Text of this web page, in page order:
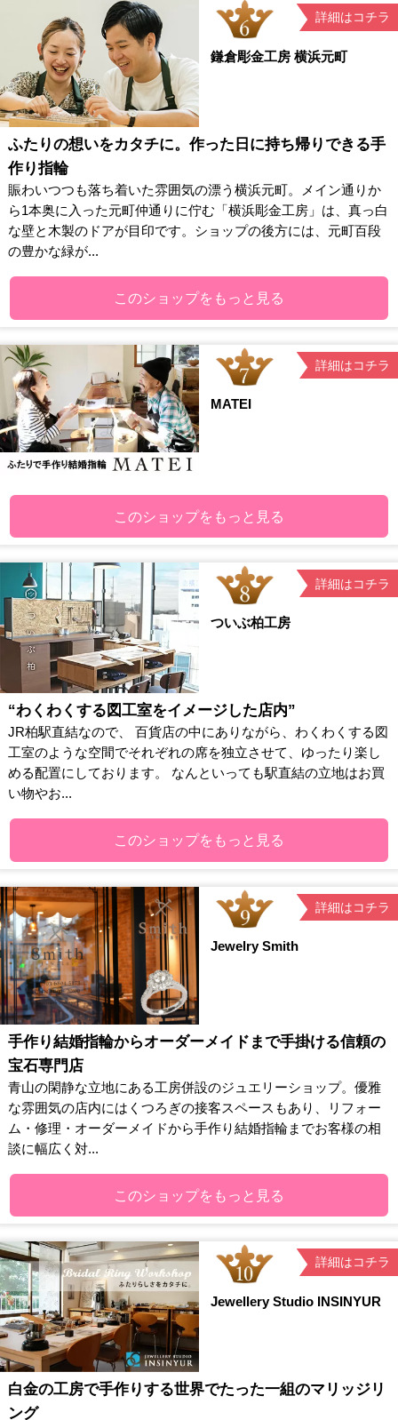
詳細はコチラ
鎌倉彫金工房 横浜元町
ふたりの想いをカタチに。作った日に持ち帰りできる手
作り指輪
賑わいつつも落ち着いた雰囲気の漂う横浜元町。メイン通りか
ら1本奥に入った元町仲通りに佇む「横浜彫金工房」は、真っ白
な壁と木製のドアが目印です。ショップの後方には、元町百段
の豊かな緑が...
このショップをもっと見る
詳細はコチラ
MATEI
このショップをもっと見る
詳細はコチラ
ついぶ柏工房
“わくわくする図工室をイメージした店内”
JR柏駅直結なので、 百貨店の中にありながら、わくわくする図
工室のような空間でそれぞれの席を独立させて、ゆったり楽し
める配置にしております。 なんといっても駅直結の立地はお買
い物やお...
このショップをもっと見る
詳細はコチラ
Jewelry Smith
手作り結婚指輪からオーダーメイドまで手掛ける信頼の
宝石専門店
青山の閑静な立地にある工房併設のジュエリーショップ。優雅
な雰囲気の店内にはくつろぎの接客スペースもあり、リフォー
ム・修理・オーダーメイドから手作り結婚指輪までお客様の相
談に幅広く対...
このショップをもっと見る
詳細はコチラ
Jewellery Studio INSINYUR
白金の工房で手作りする世界でたった一組のマリッジリ
ング